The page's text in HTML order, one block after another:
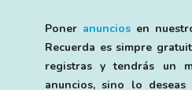
Poner anunciosen
Recuerda es simpre
registras y tendrás un
anuncios, sino lo